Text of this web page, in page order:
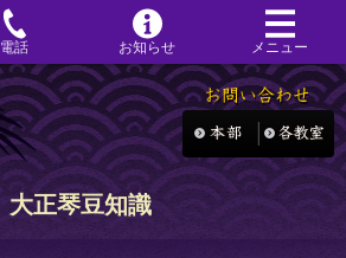
電話 お知らせ メニュー
大正琴豆知識